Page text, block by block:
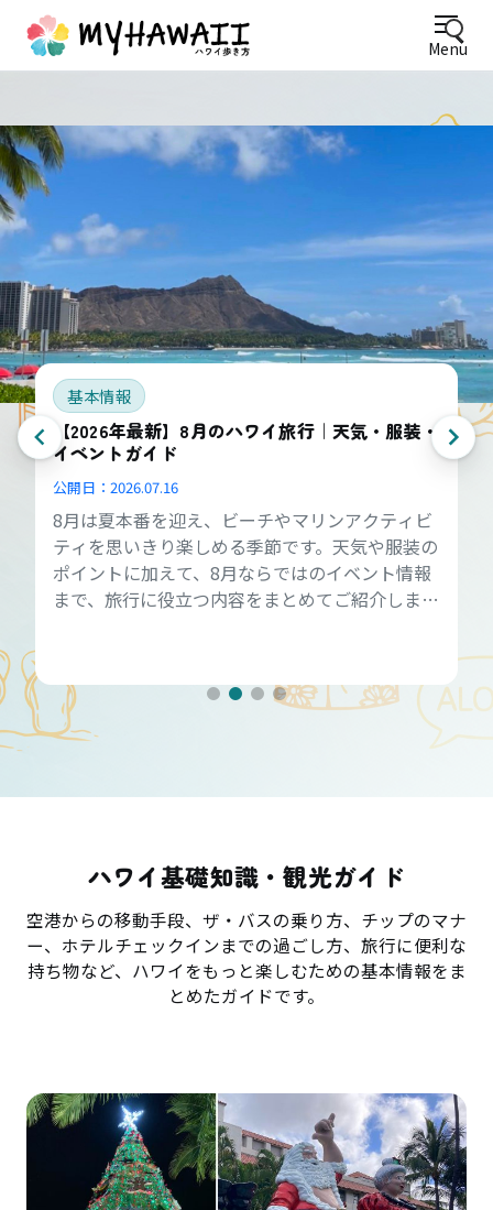
Menu
基本情報
【2026年最新】8月のハワイ旅行｜天気・服装・
イベントガイド
公開日： 2026.07.16
8月は夏本番を迎え、ビーチやマリンアクティビ
ティを思いきり楽しめる季節です。天気や服装の
ポイントに加えて、8月ならではのイベント情報
まで、旅行に役立つ内容をまとめてご紹介しま
ハワイ基礎知識・観光ガイド
空港からの移動手段、ザ・バスの乗り方、チップのマナ
ー、ホテルチェックインまでの過ごし方、旅行に便利な
持ち物など、ハワイをもっと楽しむための基本情報をま
とめたガイドです。